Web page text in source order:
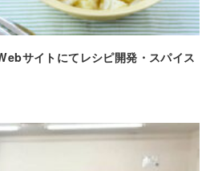
サイトにてレシピ開発・スパイス